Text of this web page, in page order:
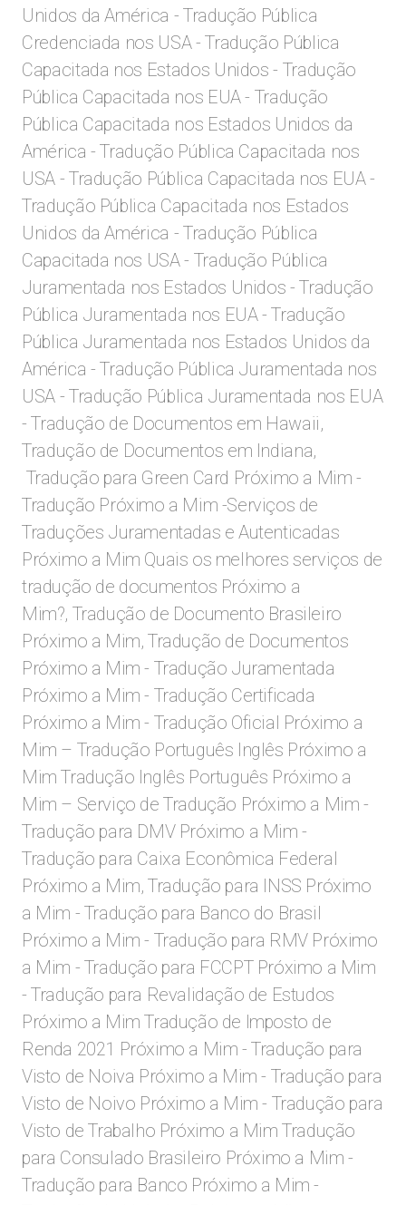
Unidos da América - Tradução Pública
Credenciada nos USA - Tradução Pública
Capacitada nos Estados Unidos - Tradução
Pública Capacitada nos EUA - Tradução
Pública Capacitada nos Estados Unidos da
América - Tradução Pública Capacitada nos
USA - Tradução Pública Capacitada nos EUA -
Tradução Pública Capacitada nos Estados
Unidos da América - Tradução Pública
Capacitada nos USA - Tradução Pública
Juramentada nos Estados Unidos - Tradução
Pública Juramentada nos EUA - Tradução
Pública Juramentada nos Estados Unidos da
América - Tradução Pública Juramentada nos
USA - Tradução Pública Juramentada nos EUA
- Tradução de Documentos em Hawaii,
Tradução de Documentos em Indiana,
Tradução para Green Card Próximo a Mim -
Tradução Próximo a Mim -Serviços de
Traduções Juramentadas e Autenticadas
Próximo a Mim Quais os melhores serviços de
tradução de documentos Próximo a
Mim?, Tradução de Documento Brasileiro
Próximo a Mim, Tradução de Documentos
Próximo a Mim - Tradução Juramentada
Próximo a Mim - Tradução Certificada
Próximo a Mim - Tradução Oficial Próximo a
Mim – Tradução Português Inglês Próximo a
Mim Tradução Inglês Português Próximo a
Mim – Serviço de Tradução Próximo a Mim -
Tradução para DMV Próximo a Mim -
Tradução para Caixa Econômica Federal
Próximo a Mim, Tradução para INSS Próximo
a Mim - Tradução para Banco do Brasil
Próximo a Mim - Tradução para RMV Próximo
a Mim - Tradução para FCCPT Próximo a Mim
- Tradução para Revalidação de Estudos
Próximo a Mim Tradução de Imposto de
Renda 2021 Próximo a Mim - Tradução para
Visto de Noiva Próximo a Mim - Tradução para
Visto de Noivo Próximo a Mim - Tradução para
Visto de Trabalho Próximo a Mim Tradução
para Consulado Brasileiro Próximo a Mim -
Tradução para Banco Próximo a Mim -